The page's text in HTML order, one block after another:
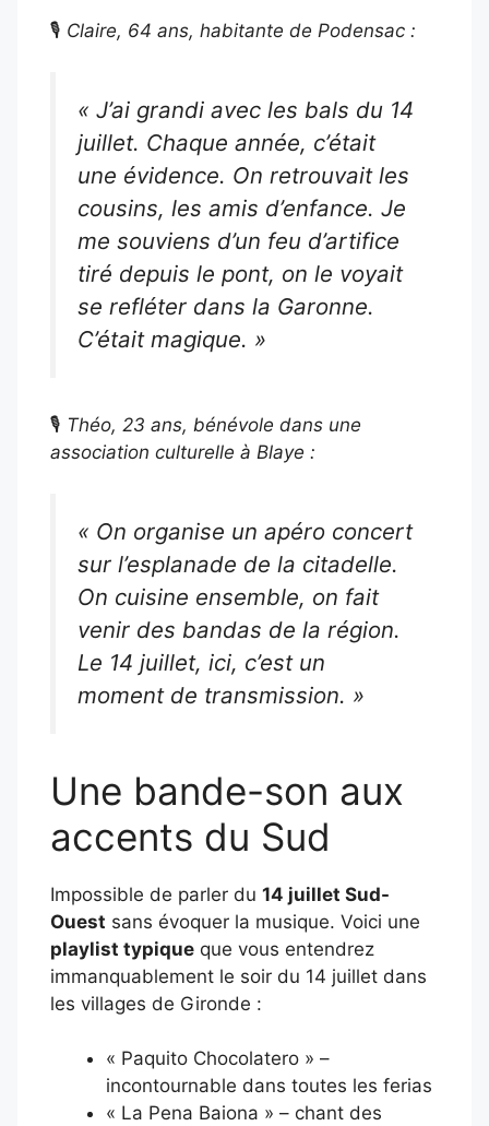
🎙️ Claire, 64 ans, habitante de Podensac :
« J’ai grandi avec les bals du 14
juillet. Chaque année, c’était
une évidence. On retrouvait les
cousins, les amis d’enfance. Je
me souviens d’un feu d’artifice
tiré depuis le pont, on le voyait
se refléter dans la Garonne.
C’était magique. »
🎙️ Théo, 23 ans, bénévole dans une
association culturelle à Blaye :
« On organise un apéro concert
sur l’esplanade de la citadelle.
On cuisine ensemble, on fait
venir des bandas de la région.
Le 14 juillet, ici, c’est un
moment de transmission. »
Une bande-son aux
accents du Sud
Impossible de parler du 14 juillet Sud-
Ouest sans évoquer la musique. Voici une
playlist typique que vous entendrez
immanquablement le soir du 14 juillet dans
les villages de Gironde :
« Paquito Chocolatero » –
incontournable dans toutes les ferias
« La Pena Baiona » – chant des